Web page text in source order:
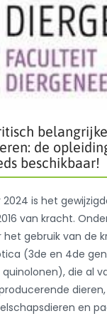
de
beschikbaar!
is het
van kracht.
gebruik van de
(3de en 4de
die al
en